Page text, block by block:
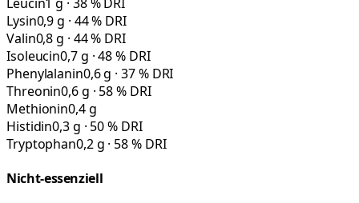
Lysin0,9 g · 44 % DRI
Valin0,8 g · 44 % DRI
Isoleucin0,7 g · 48 % DRI
Phenylalanin0,6 g · 37 % DRI
Threonin0,6 g · 58 % DRI
Methionin0,4 g
Histidin0,3 g · 50 % DRI
Tryptophan0,2 g · 58 % DRI
Nicht-essenziell